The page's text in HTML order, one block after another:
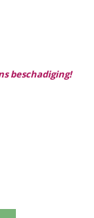
beschadiging!